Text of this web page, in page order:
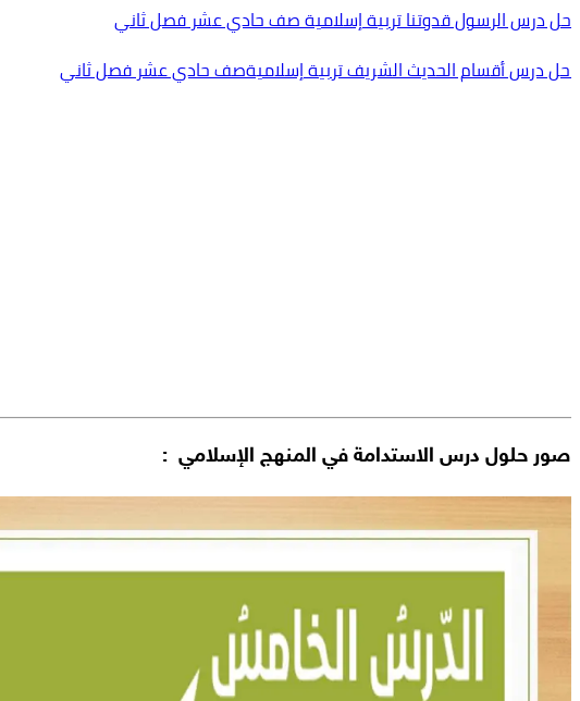
حل درس الرسول قدوتنا تربية إسلامية صف حادي عشر فصل ثاني
حل درس أقسام الحديث الشريف تربية إسلاميةصف حادي عشر فصل ثاني
صور حلول درس الاستدامة في المنهج الإسلامي :